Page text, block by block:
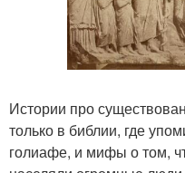
Истории про
только в библии, где
голиафе, и мифы о том,